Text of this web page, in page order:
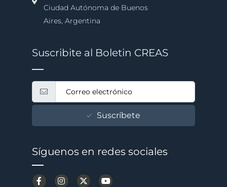
Ciudad Autónoma de Buenos
Aires, Argentina
Suscribite al Boletin CREAS
Suscríbete
Síguenos en redes sociales